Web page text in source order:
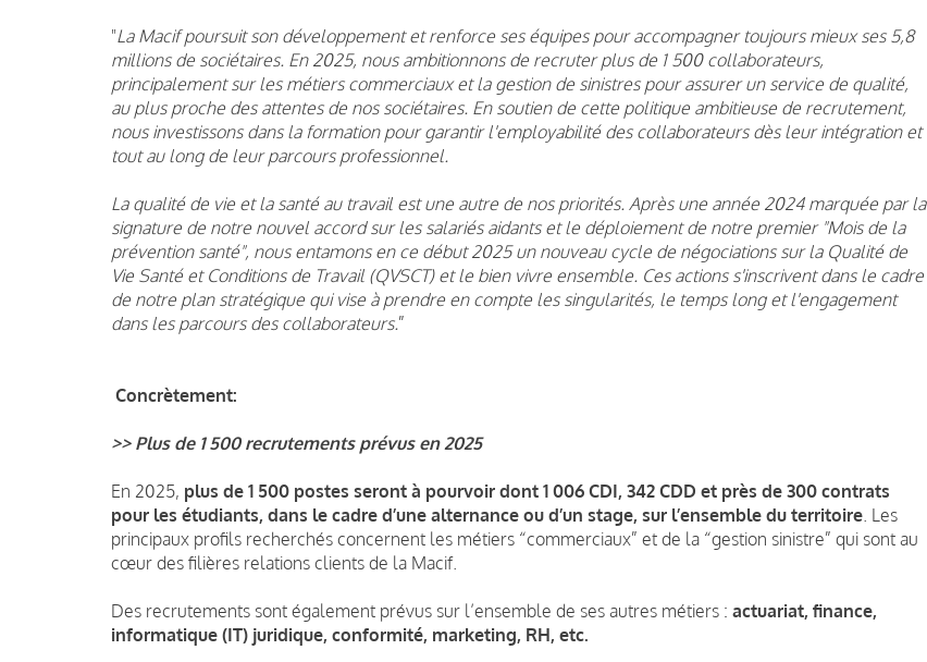
"La Macif poursuit son développement et renforce ses équipes pour accompagner toujours mieux ses 5,8
millions de sociétaires. En 2025, nous ambitionnons de recruter plus de 1 500 collaborateurs,
principalement sur les métiers commerciaux et la gestion de sinistres pour assurer un service de qualité,
au plus proche des attentes de nos sociétaires. En soutien de cette politique ambitieuse de recrutement,
nous investissons dans la formation pour garantir l'employabilité des collaborateurs dès leur intégration et
tout au long de leur parcours professionnel.
La qualité de vie et la santé au travail est une autre de nos priorités. Après une année 2024 marquée par la
signature de notre nouvel accord sur les salariés aidants et le déploiement de notre premier "Mois de la
prévention santé", nous entamons en ce début 2025 un nouveau cycle de négociations sur la Qualité de
Vie Santé et Conditions de Travail (QVSCT) et le bien vivre ensemble. Ces actions s'inscrivent dans le cadre
de notre plan stratégique qui vise à prendre en compte les singularités, le temps long et l'engagement
dans les parcours des collaborateurs.”
Concrètement:
>> Plus de 1 500 recrutements prévus en 2025
En 2025, plus de 1 500 postes seront à pourvoir dont 1 006 CDI, 342 CDD et près de 300 contrats
pour les étudiants, dans le cadre d’une alternance ou d’un stage, sur l’ensemble du territoire . Les
principaux profils recherchés concernent les métiers “commerciaux” et de la “gestion sinistre” qui sont au
cœur des filières relations clients de la Macif.
Des recrutements sont également prévus sur l’ensemble de ses autres métiers : actuariat, finance,
informatique (IT) juridique, conformité, marketing, RH, etc.